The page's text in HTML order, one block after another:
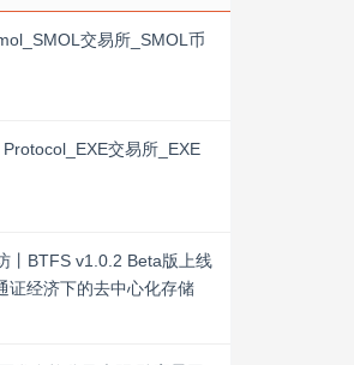
交易所_SMOL币
Protocol_EXE交易所_EXE
丨BTFS v1.0.2 Beta版上线
证经济下的去中心化存储